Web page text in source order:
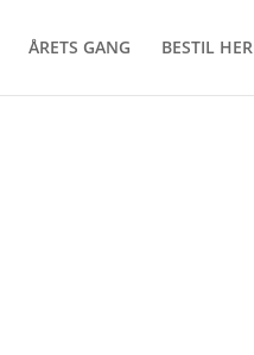
ÅRETS GANG BESTIL HER